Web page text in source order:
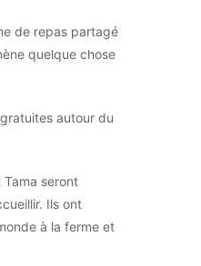
de repas partagé
quelque chose
autour du
seront
Ils ont
à la ferme et